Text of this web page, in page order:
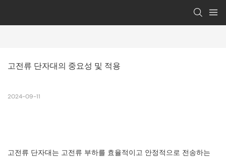
고전류 단자대의 중요성 및 적용
2024-09-11
고전류 단자대는 고전류 부하를 효율적이고 안정적으로 전송하는